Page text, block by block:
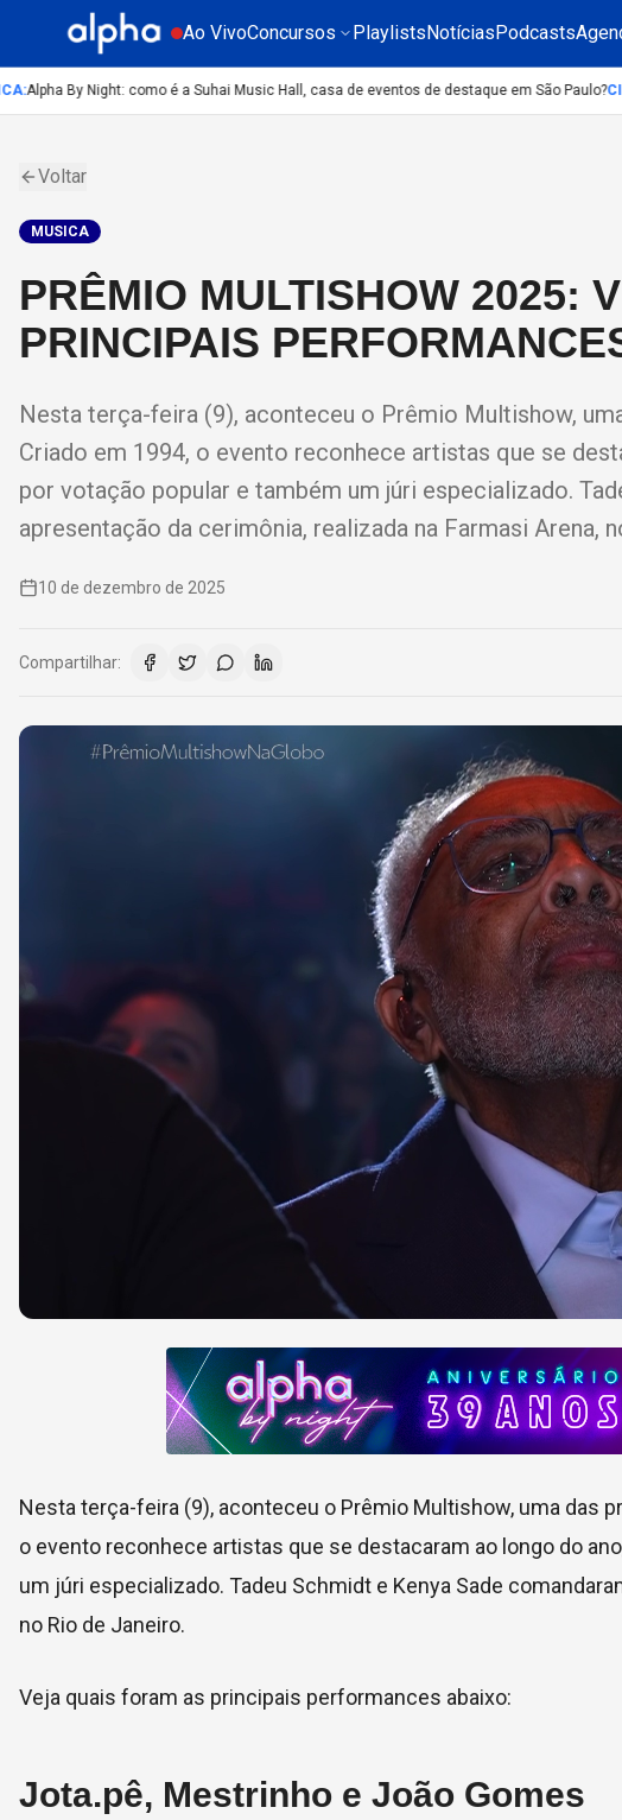
Ao VivoConcursos PlaylistsNotíciasPodcasts
:Alpha By Night: como é a Suhai Music Hall, casa de eventos de destaque em São Paulo?
Voltar
MUSICA
PRÊMIO MULTISHOW 2025:
PRINCIPAIS
Nesta terça-feira (9), aconteceu o Prêmio Multishow,
Criado em 1994, o evento reconhece artistas que se
por votação popular e também um júri especializado.
apresentação da cerimônia, realizada na Farmasi Arena,
10 de dezembro de 2025
Compartilhar:
Nesta terça-feira (9), aconteceu o Prêmio Multishow, uma das
o evento reconhece artistas que se destacaram ao longo do
um júri especializado. Tadeu Schmidt e Kenya Sade
no Rio de Janeiro.
Veja quais foram as principais performances abaixo:
Jota.pê, Mestrinho e João Gomes